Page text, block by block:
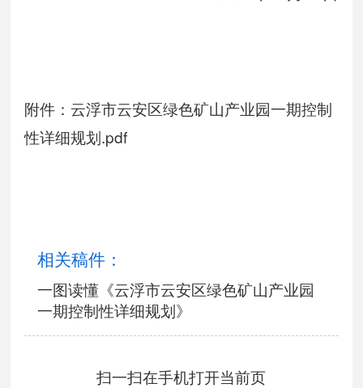
附件：云浮市云安区绿色矿山产业园一期控制
性详细规划.pdf
相关稿件：
一图读懂《云浮市云安区绿色矿山产业园
一期控制性详细规划》
扫一扫在手机打开当前页